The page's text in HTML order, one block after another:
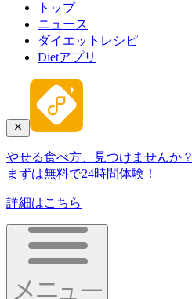
トップ
ニュース
ダイエットレシピ
Dietアプリ
やせる食べ方、見つけませんか？
まずは無料で24時間体験！
詳細はこちら